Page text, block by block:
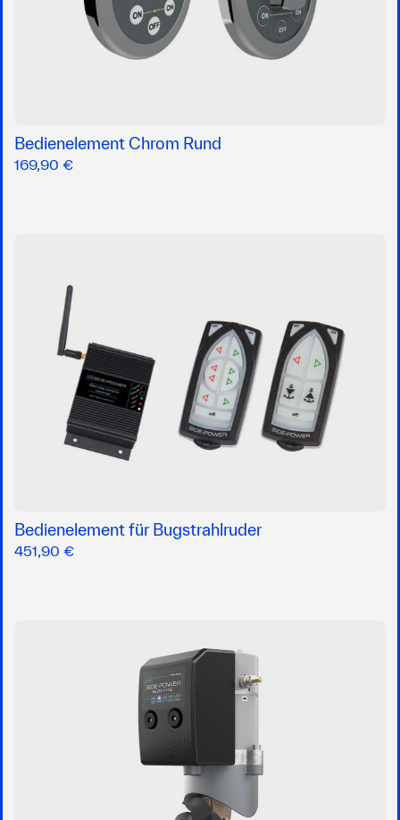
Bedienelement Chrom Rund
169,90 €
Bedienelement für Bugstrahlruder
451,90 €